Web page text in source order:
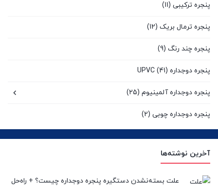
پنجره ترکیبی (11)
پنجره ترمال بریک (12)
پنجره چند رنگ (9)
پنجره دوجداره UPVC (41)
پنجره دوجداره آلمینیوم (25)
پنجره دوجداره چوبی (2)
پنجره کشویی آلومینیومی
پنجره لیفت انداسلاید(2)
آخرین نوشته‌ها
علت بسته‌نشدن دستگیره پنجره دوجداره چیست؟ + راه‌حل